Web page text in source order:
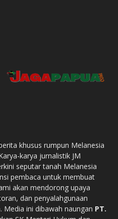
khusus rumpun Melanesia
karya jurnalistik JM
seputar tanah Melanesia
pembaca untuk membuat
akan mendorong upaya
dan penyalahgunaan
Media ini dibawah naungan PT.